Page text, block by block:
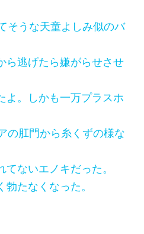
そうな天童よしみ似のバ
ら逃げたら嫌がらせさせ
よ。しかも一万プラスホ
の肛門から糸くずの様な
ないエノキだった。
たなくなった。